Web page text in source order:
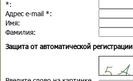
*:
Адрес e-mail *:
Имя:
Фамилия:
Защита от автоматической регистрации